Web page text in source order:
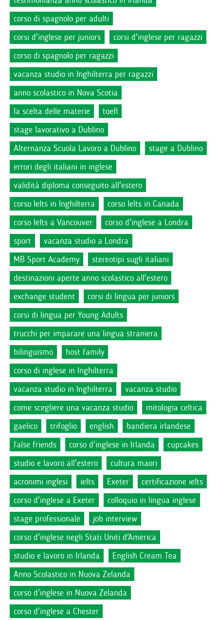
corso di spagnolo per adulti
corsi d'inglese per juniors
corsi d'inglese per ragazzi
corso di spagnolo per ragazzi
vacanza studio in Inghilterra per ragazzi
anno scolastico in Nova Scotia
la scelta delle materie
toefl
stage lavorativo a Dublino
Alternanza Scuola Lavoro a Dublino
stage a Dublino
errori degli italiani in inglese
validità diploma conseguito all'estero
corso Ielts in Inghilterra
corso Ielts in Canada
corso Ielts a Vancouver
corso d'inglese a Londra
sport
vacanza studio a Londra
MB Sport Academy
stereotipi sugli italiani
destinazioni aperte anno scolastico all'estero
exchange student
corsi di lingua per juniors
corsi di lingua per Young Adults
trucchi per imparare una lingua straniera
bilinguismo
host family
corso di inglese in Inghilterra
vacanza studio in Inghilterra
vacanza studio
come scegliere una vacanza studio
mitologia celtica
gaelico
trifoglio english
bandiera irlandese
false friends
corso d'inglese in Irlanda
cupcakes
studio e lavoro all'estero
cultura maori
acronimi inglesi
ielts Exeter
certificazione ielts
corso d'inglese a Exeter
colloquio in lingua inglese
stage professionale
job interview
corso d'inglese negli Stati Uniti d'America
studio e lavoro in Irlanda
English Cream Tea
Anno Scolastico in Nuova Zelanda
corso d'inglese in Nuova Zelanda
corso d'inglese a Chester